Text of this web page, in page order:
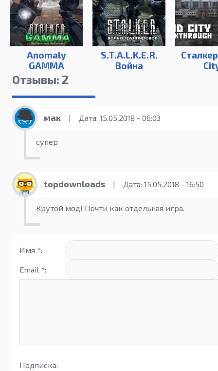
Anomaly
GAMMA
S.T.A.L.K.E.R.
Война
Отзывы: 2
мак | Дата: 15.05.2018 - 06:03
супер
topdownloads | Дата: 15.05.2018 - 16:50
Крутой мод! Почти как отдельная игра.
Имя *:
Email *:
Подписка: